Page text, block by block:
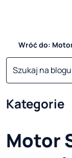
Wróć do:
Kategorie
Motor